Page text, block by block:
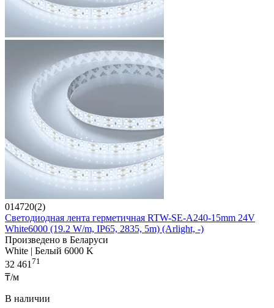
014720(2)
Светодиодная лента герметичная RTW-SE-A240-15mm 24V
White6000 (19.2 W/m, IP65, 2835, 5m) (Arlight, -)
Произведено в Беларуси
White | Белый 6000 K
32 46171
₸/м
В наличии